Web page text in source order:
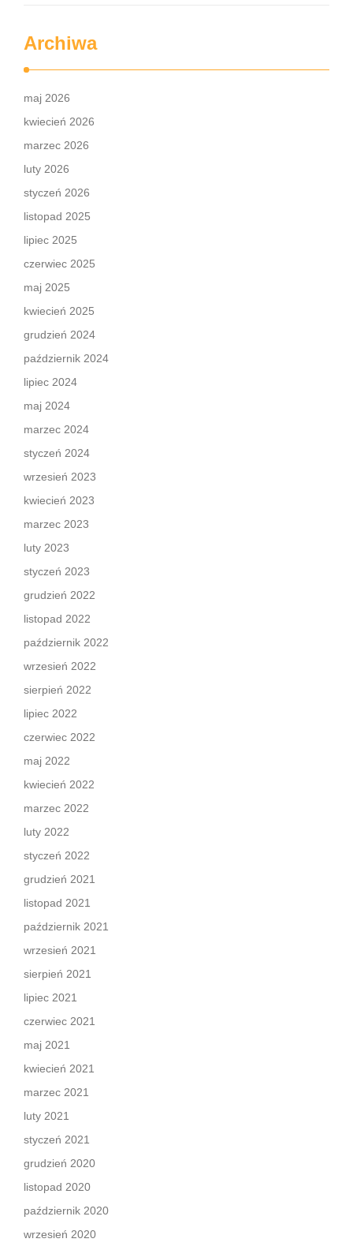
Archiwa
maj 2026
kwiecień 2026
marzec 2026
luty 2026
styczeń 2026
listopad 2025
lipiec 2025
czerwiec 2025
maj 2025
kwiecień 2025
grudzień 2024
październik 2024
lipiec 2024
maj 2024
marzec 2024
styczeń 2024
wrzesień 2023
kwiecień 2023
marzec 2023
luty 2023
styczeń 2023
grudzień 2022
listopad 2022
październik 2022
wrzesień 2022
sierpień 2022
lipiec 2022
czerwiec 2022
maj 2022
kwiecień 2022
marzec 2022
luty 2022
styczeń 2022
grudzień 2021
listopad 2021
październik 2021
wrzesień 2021
sierpień 2021
lipiec 2021
czerwiec 2021
maj 2021
kwiecień 2021
marzec 2021
luty 2021
styczeń 2021
grudzień 2020
listopad 2020
październik 2020
wrzesień 2020